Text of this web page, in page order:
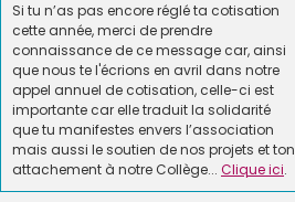
Si tu n’as pas encore réglé ta cotisation
cette année, merci de prendre
connaissance de ce message car, ainsi
que nous te l'écrions en avril dans notre
appel annuel de cotisation, celle-ci est
importante car elle traduit la solidarité
que tu manifestes envers l’association
mais aussi le soutien de nos projets et ton
attachement à notre Collège... Clique ici.